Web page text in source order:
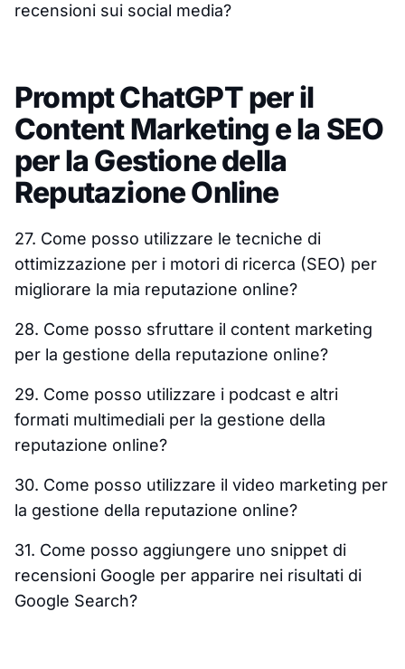
recensioni sui social media?
Prompt ChatGPT per il
Content Marketing e la SEO
per la Gestione della
Reputazione Online
27. Come posso utilizzare le tecniche di
ottimizzazione per i motori di ricerca (SEO) per
migliorare la mia reputazione online?
28. Come posso sfruttare il content marketing
per la gestione della reputazione online?
29. Come posso utilizzare i podcast e altri
formati multimediali per la gestione della
reputazione online?
30. Come posso utilizzare il video marketing per
la gestione della reputazione online?
31. Come posso aggiungere uno snippet di
recensioni Google per apparire nei risultati di
Google Search?